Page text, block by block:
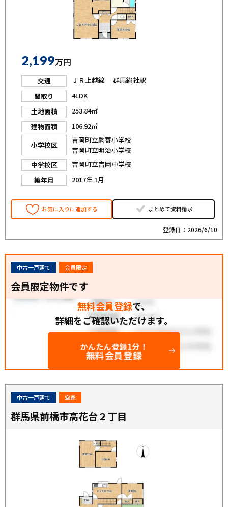
2,199万円
交通
ＪＲ上越線 群馬総社駅
間取り
4LDK
土地面積
253.84㎡
建物面積
106.92㎡
小学校区
吉岡町立駒寄小学校
吉岡町立明治小学校
中学校区
吉岡町立吉岡中学校
築年月
2017年 1月
お気に入りに追加する まとめて資料請求
登録日：2026/6/10
中古一戸建て 会員限定
会員限定物件です
無料会員登録で、
詳細をご確認いただけます。
かんたん登録1分！
無料会員登録
中古一戸建て 空家
群馬県前橋市高花台２丁目